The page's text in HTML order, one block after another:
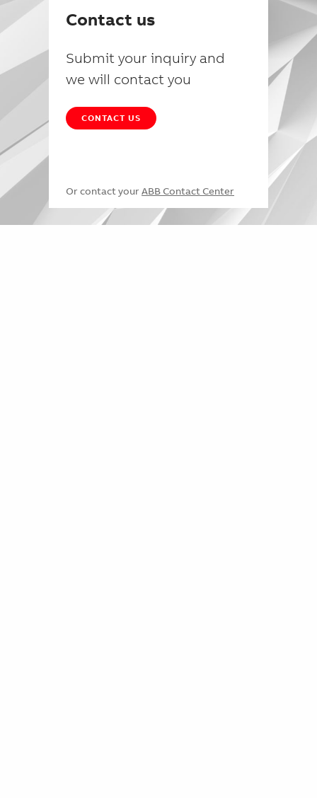
Contact us
Submit your inquiry and
we will contact you
CONTACT US
Or contact your ABB Contact Center